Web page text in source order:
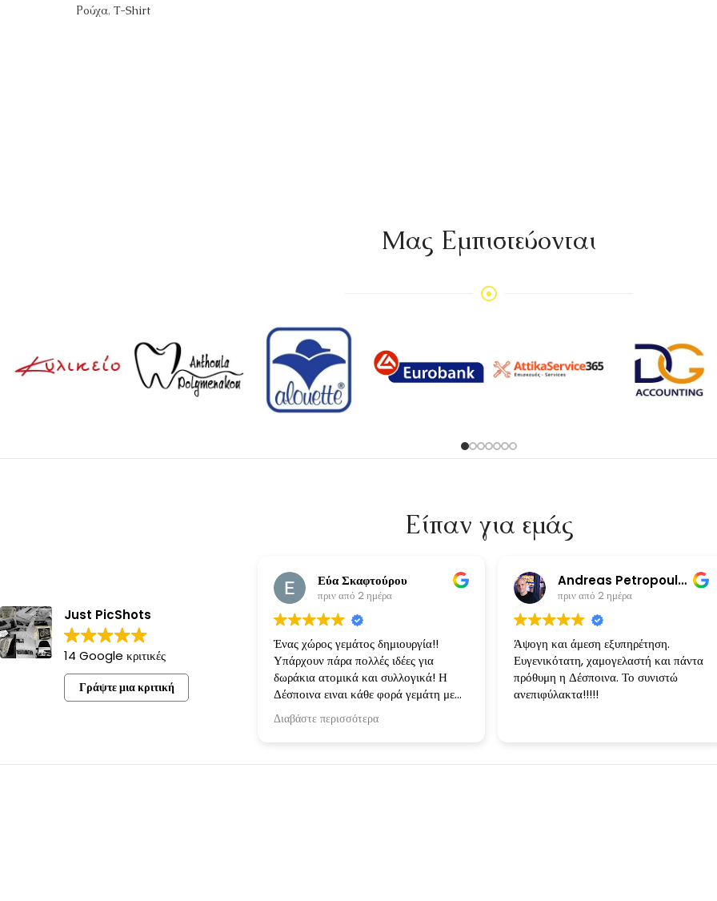
Ρούχα, T-Shirt
Mας Εμπιστεύονται
Είπαν για εμάς
Just PicShots
14 Google κριτικές
Γράψτε μια κριτική
Εύα Σκαφτούρου
πριν από 2 ημέρα
Ένας χώρος γεμάτος δημιουργία!!
Υπάρχουν πάρα πολλές ιδέες για
δωράκια ατομικά και συλλογικά! Η
Δέσποινα ειναι κάθε φορά γεμάτη με
όρεξη για να κάνει τις ιδέες
πραγματικότητα! Κάθε δημιουργία ηταν
την είχαμε κανονίσει!
Διαβάστε περισσότερα
Andreas Petropoulos
πριν από 2 ημέρα
Άψογη και άμεση εξυπηρέτηση.
Ευγενικότατη, χαμογελαστή και πάντα
πρόθυμη η Δέσποινα. Το συνιστώ
ανεπιφύλακτα!!!!!